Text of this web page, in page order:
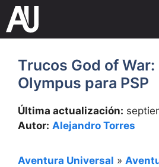
Saltar
contenido
Trucos God of
Olympus para PSP
Última actualización:
Autor: Alejandro Torres
Aventura Universal »